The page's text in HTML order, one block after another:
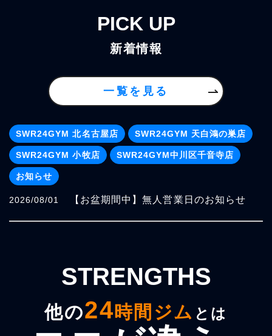
PICK UP
新着情報
一覧を見る
2026/08/01 【お盆期間中】無人営業日のお知らせ
SWR24GYM 北名古屋店 SWR24GYM 天白鴻の巣店
SWR24GYM 小牧店 SWR24GYM中川区千音寺店
お知らせ
STRENGTHS
他の24 時間ジム とは